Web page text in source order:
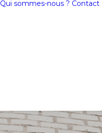
Qui sommes-nous ? Contact